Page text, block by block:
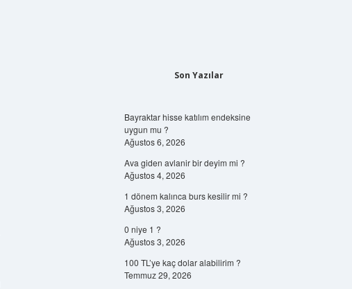
Son Yazılar
Bayraktar hisse katılım endeksine
uygun mu ?
Ağustos 6, 2026
Ava giden avlanir bir deyim mi ?
Ağustos 4, 2026
1 dönem kalınca burs kesilir mi ?
Ağustos 3, 2026
0 niye 1 ?
Ağustos 3, 2026
100 TL’ye kaç dolar alabilirim ?
Temmuz 29, 2026